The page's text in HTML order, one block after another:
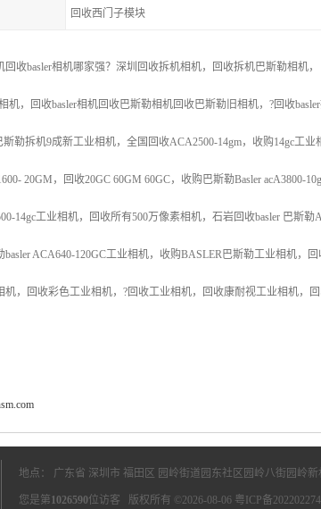
回收西门子模块
收basler相机哪家强？ 深圳回收拆机相机，回收拆机巴斯勒相机，
机， 回收basler相机回收巴斯勒相机回收巴斯勒旧相机，?回收
斯勒拆机9成新工业相机，全国回收ACA2500-14gm，收购14gc工
20GM，回收20GC 60GM 60GC，收购巴斯勒Basler acA3800-
14gc工业相机，回收所有500万像素相机，石岩回收basler 巴斯
ACA640-120GC工业相机，收购BASLER巴斯勒工业相机，回
机，回收彩色工业相机，?回收工业相机，回收康耐视工业相机，
地点： 广东省 深圳市 福田区 园岭街道园东社区园岭八街园岭新
您是第1026590位访客 版权所有 ©2026-08-06 粤ICP备